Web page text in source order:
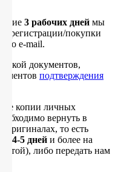
3 рабочих дней мы
регистрации/покупки
по e-mail.
документов,
подтверждения
копии личных
вернуть в
оригиналах, то есть
4-5 дней и более на
либо передать нам